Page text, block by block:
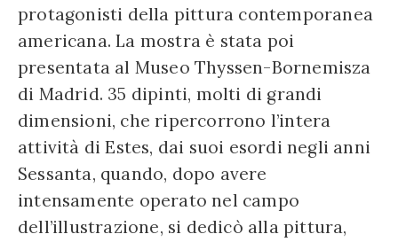
protagonisti della pittura contemporanea
americana. La mostra è stata poi
presentata al Museo Thyssen-Bornemisza
di Madrid. 35 dipinti, molti di grandi
dimensioni, che ripercorrono l’intera
attività di Estes, dai suoi esordi negli anni
Sessanta, quando, dopo avere
intensamente operato nel campo
dell’illustrazione, si dedicò alla pittura,